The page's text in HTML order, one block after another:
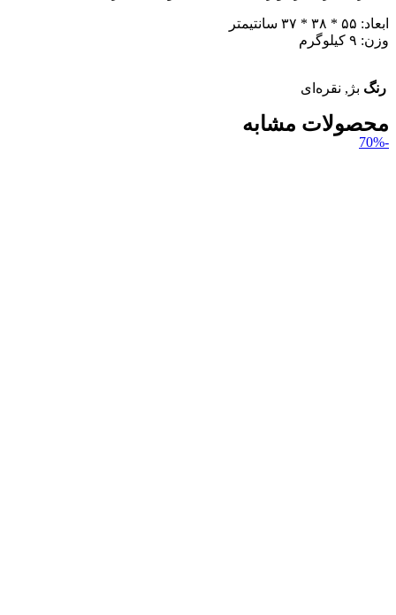
ابعاد: ۵۵ * ۳۸ * ۳۷ سانتیمتر
وزن: ۹ کیلوگرم
رنگ بژ, نقره‌ای
محصولات مشابه
-70%